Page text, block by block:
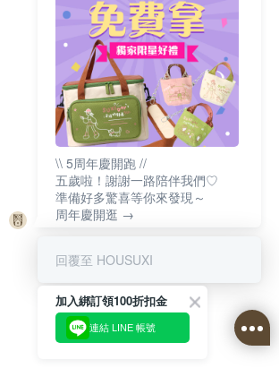
\\ 5周年慶開跑 //
五歲啦！謝謝一路陪伴我們♡
準備好多驚喜等你來發現～
周年慶開逛 →
回覆至 HOUSUXI
加入綁訂領100折扣金
連結 LINE 帳號